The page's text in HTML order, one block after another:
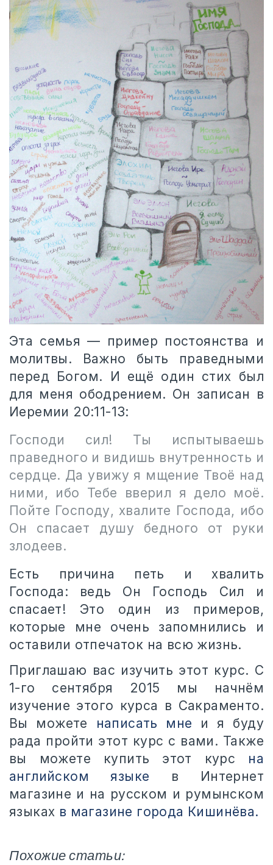
Эта семья — пример постоянства и
молитвы. Важно быть праведными
перед Богом. И ещё один стих был
для меня ободрением. Он записан в
Иеремии 20:11-13:
Господи сил! Ты испытываешь
праведного и видишь внутренность и
сердце. Да увижу я мщение Твоё над
ними, ибо Тебе вверил я дело моё.
Пойте Господу, хвалите Господа, ибо
Он спасает душу бедного от руки
злодеев.
Есть причина петь и хвалить
Господа: ведь Он Господь Сил и
спасает! Это один из примеров,
которые мне очень запомнились и
оставили отпечаток на всю жизнь.
Приглашаю вас изучить этот курс. С
1-го сентября 2015 мы начнём
изучение этого курса в Сакраменто.
Вы можете написать мне и я буду
рада пройти этот курс с вами. Также
вы можете купить этот курс на
английском языке в Интернет
магазине и на русском и румынском
языках в магазине города Кишинёва.
Похожие статьи: